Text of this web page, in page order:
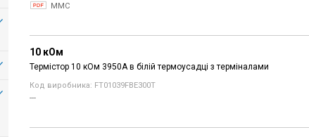
MMC
10 кОм
Термістор 10 кОм 3950A в білій термоусадці з терміналами
Код виробника: FT01039FBE300T
---